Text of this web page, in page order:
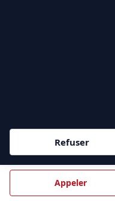
Appeler
ÎLE-DE-FRANCE & PARIS
PARIS
Refuser